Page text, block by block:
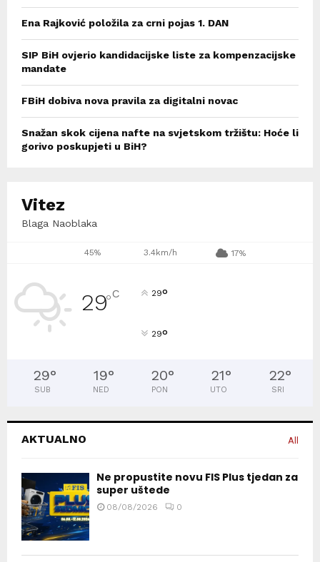
Ena Rajković položila za crni pojas 1. DAN
SIP BiH ovjerio kandidacijske liste za kompenzacijske
mandate
FBiH dobiva nova pravila za digitalni novac
Snažan skok cijena nafte na svjetskom tržištu: Hoće li
gorivo poskupjeti u BiH?
Vitez
Blaga Naoblaka
45% 3.4km/h 17%
29°C 29°
29°
29°
SUB
19°
NED
20°
PON
21°
UTO
22°
SRI
AKTUALNO All
Ne propustite novu FIS Plus tjedan za
super uštede
08/08/2026 0